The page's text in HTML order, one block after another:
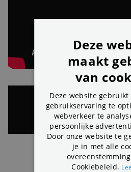
»Meer
Deze
maakt
van
Deze website gebruikt
gebruikservaring te
webverkeer te
persoonlijke
Door onze website te
je in met alle
Cookiebeleid.